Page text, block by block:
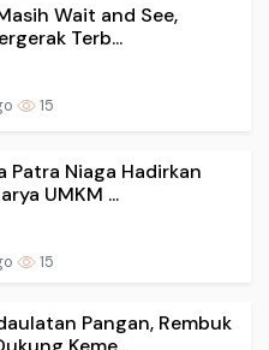
Wait and See,
Terb...
15
Patra Niaga Hadirkan
UMKM ...
15
Pangan, Rembuk